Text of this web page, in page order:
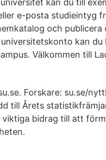
kan du till
e-posta studieintyg
och publicera
kan du
Välkommen till
Forskare: su.se/
till Årets
bidrag till att